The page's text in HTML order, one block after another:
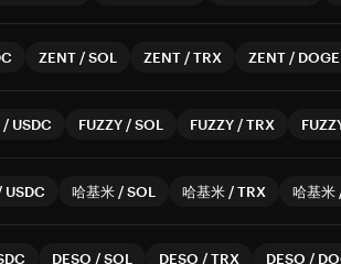
ZENT /SOL ZENT /TRX ZENT / DOGE
/ USDC FUZZY /SOL FUZZY /TRX
USDC 哈基米 /SOL 哈基米 /TRX 哈基米
DESO /SOL DESO /TRX DESO /